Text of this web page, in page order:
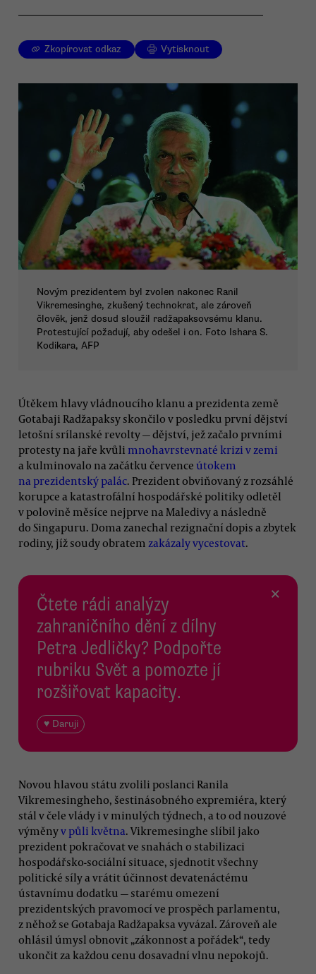
Zkopírovat odkaz Vytisknout
Novým prezidentem byl zvolen nakonec Ranil
Vikremesinghe, zkušený technokrat, ale zároveň
člověk, jenž dosud sloužil radžapaksovsému klanu.
Protestující požadují, aby odešel i on. Foto Ishara S.
Kodikara, AFP
Útěkem hlavy vládnoucího klanu a prezidenta země
Gotabaji Radžapaksy skončilo v posledku první dějství
letošní srílanské revolty — dějství, jež začalo prvními
protesty na jaře kvůli mnohavrstevnaté krizi v zemi
a kulminovalo na začátku července útokem
na prezidentský palác. Prezident obviňovaný z rozsáhlé
korupce a katastrofální hospodářské politiky odletěl
v polovině měsíce nejprve na Maledivy a následně
do Singapuru. Doma zanechal rezignační dopis a zbytek
rodiny, jíž soudy obratem zakázaly vycestovat.
Čtete rádi analýzy
zahraničního dění z dílny
Petra Jedličky? Podpořte
rubriku Svět a pomozte jí
rozšiřovat kapacity.
♥ Daruji
×
Novou hlavou státu zvolili poslanci Ranila
Vikremesingheho, šestinásobného expremiéra, který
stál v čele vlády i v minulých týdnech, a to od nouzové
výměnyv půli května. Vikremesinghe slíbil jako
prezident pokračovat ve snahách o stabilizaci
hospodářsko-sociální situace, sjednotit všechny
politické síly a vrátit účinnost devatenáctému
ústavnímu dodatku — starému omezení
prezidentských pravomocí ve prospěch parlamentu,
z něhož se Gotabaja Radžapaksa vyvázal. Zároveň ale
ohlásil úmysl obnovit „zákonnost a pořádek“, tedy
ukončit za každou cenu dosavadní vlnu nepokojů.